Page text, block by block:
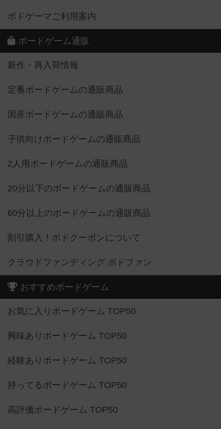
ボドゲーマご利用案内
ボードゲーム通販
新作・再入荷情報
定番ボードゲームの通販商品
国産ボードゲームの通販商品
子供向けボードゲームの通販商品
2人用ボードゲームの通販商品
20分以下のボードゲームの通販商品
60分以上のボードゲームの通販商品
割引購入！ボドクーポンについて
クラウドファンディング ボドファン
おすすめボードゲーム
お気に入りボードゲーム TOP50
興味ありボードゲーム TOP50
経験ありボードゲーム TOP50
持ってるボードゲーム TOP50
高評価ボードゲーム TOP50